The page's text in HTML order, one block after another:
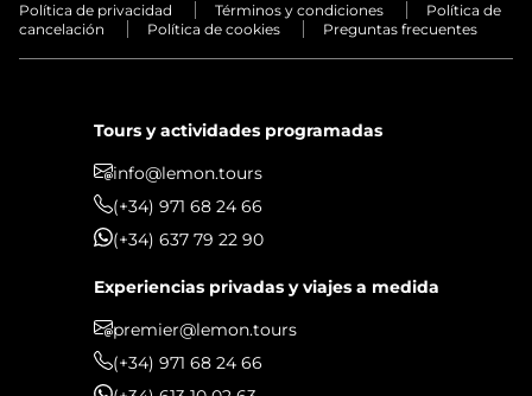
Política de privacidad Términos y condiciones
Política de
cancelación
Política de cookies Preguntas frecuentes
Tours y actividades programadas
info@lemon.tours
(+34) 971 68 24 66
(+34) 637 79 22 90
Experiencias privadas y viajes a medida
premier@lemon.tours
(+34) 971 68 24 66